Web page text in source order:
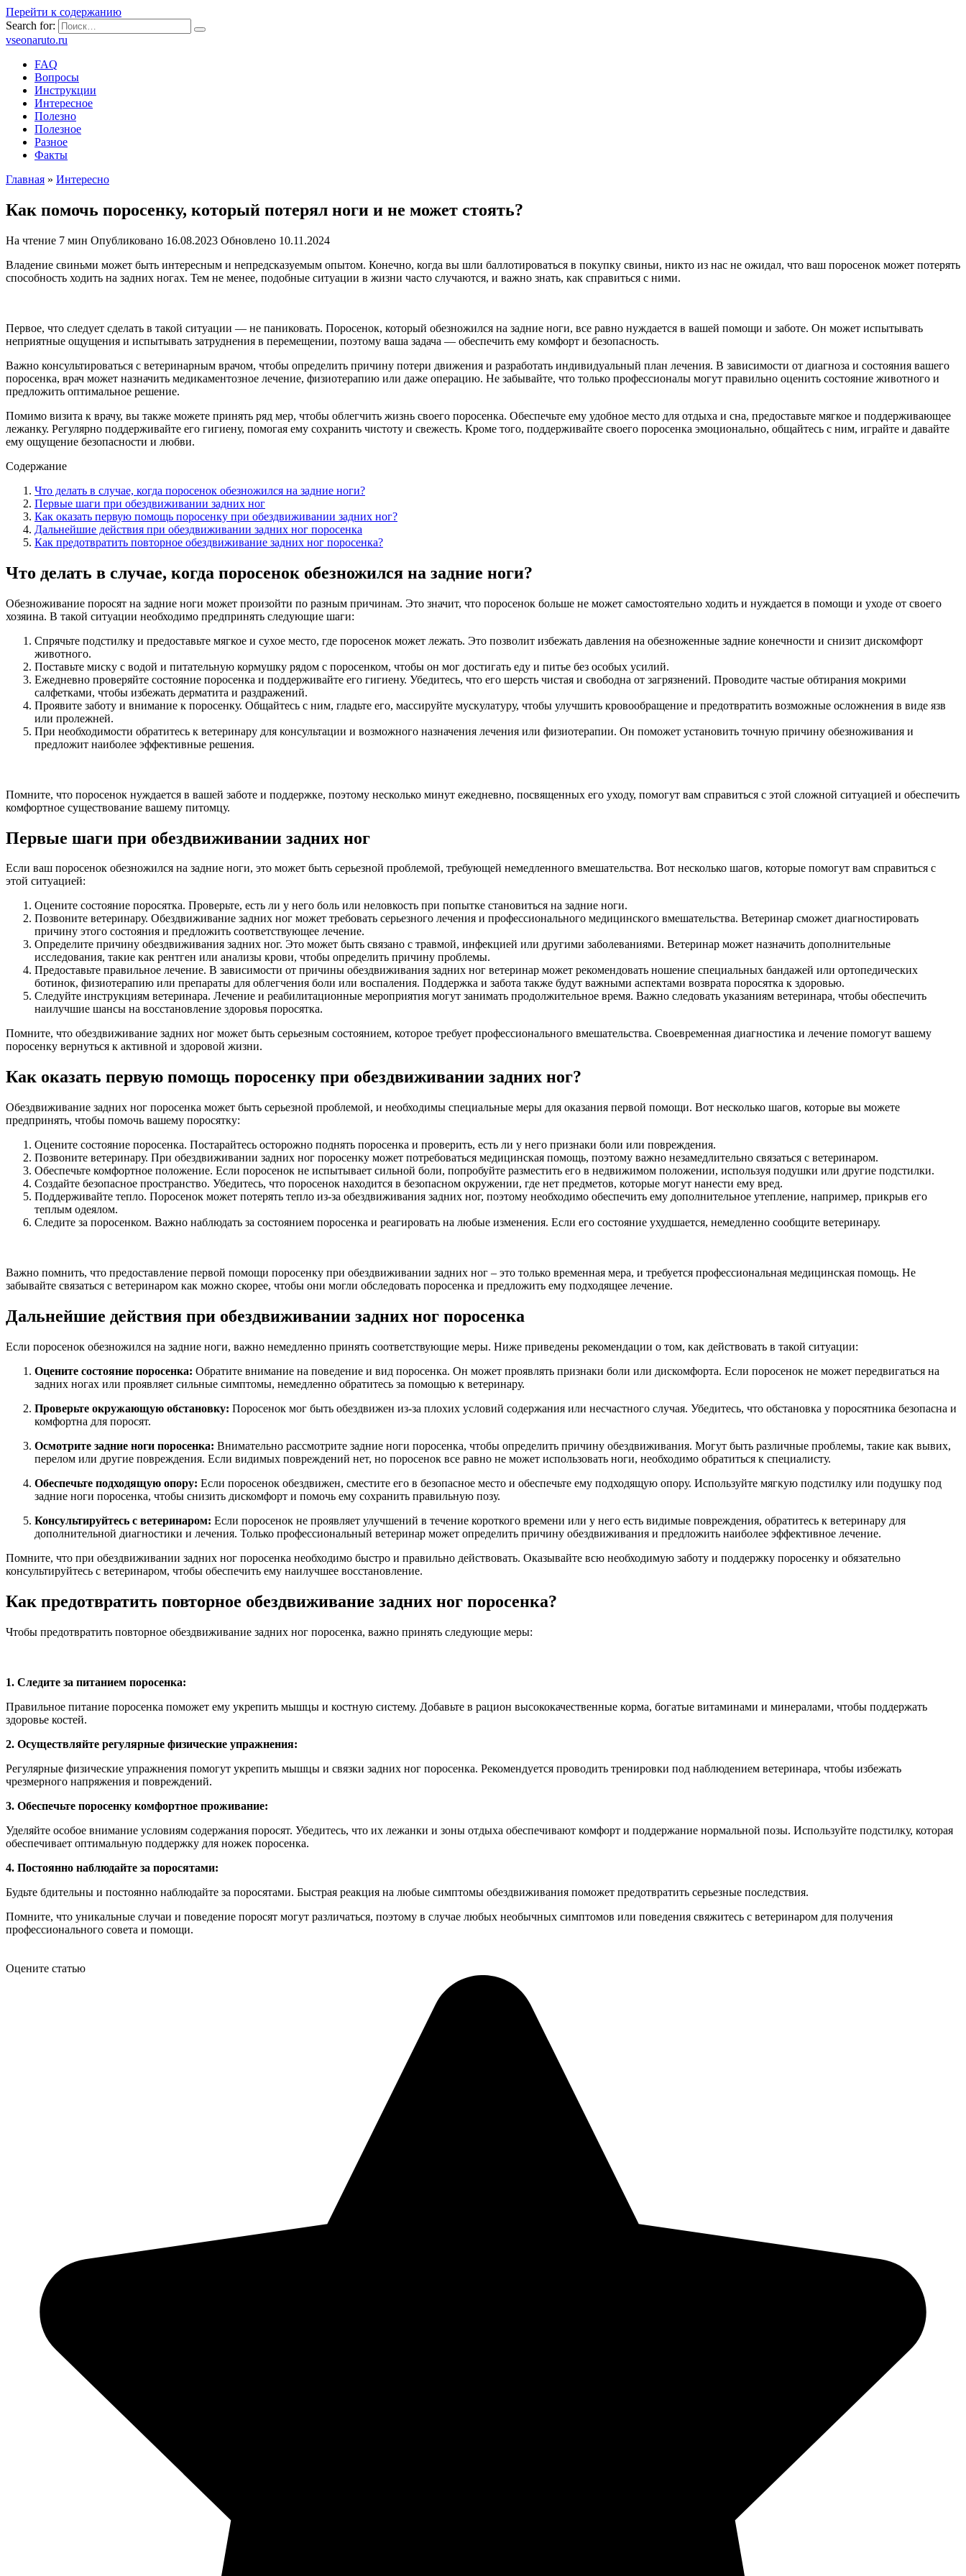
Перейти к содержанию
Search for:
vseonaruto.ru
FAQ
Вопросы
Инструкции
Интересное
Полезно
Полезное
Разное
Факты
Главная » Интересно
Как помочь поросенку, который потерял ноги и не может стоять?
На чтение 7 мин Опубликовано 16.08.2023 Обновлено 10.11.2024
Владение свиньми может быть интересным и непредсказуемым опытом. Конечно, когда вы шли баллотироваться в покупку свиньи, никто из нас не ожидал, что ваш поросенок может потерять
способность ходить на задних ногах. Тем не менее, подобные ситуации в жизни часто случаются, и важно знать, как справиться с ними.
Первое, что следует сделать в такой ситуации — не паниковать. Поросенок, который обезножился на задние ноги, все равно нуждается в вашей помощи и заботе. Он может испытывать
неприятные ощущения и испытывать затруднения в перемещении, поэтому ваша задача — обеспечить ему комфорт и безопасность.
Важно консультироваться с ветеринарным врачом, чтобы определить причину потери движения и разработать индивидуальный план лечения. В зависимости от диагноза и состояния вашего
поросенка, врач может назначить медикаментозное лечение, физиотерапию или даже операцию. Не забывайте, что только профессионалы могут правильно оценить состояние животного и
предложить оптимальное решение.
Помимо визита к врачу, вы также можете принять ряд мер, чтобы облегчить жизнь своего поросенка. Обеспечьте ему удобное место для отдыха и сна, предоставьте мягкое и поддерживающее
лежанку. Регулярно поддерживайте его гигиену, помогая ему сохранить чистоту и свежесть. Кроме того, поддерживайте своего поросенка эмоционально, общайтесь с ним, играйте и давайте
ему ощущение безопасности и любви.
Содержание
Что делать в случае, когда поросенок обезножился на задние ноги?
Первые шаги при обездвиживании задних ног
Как оказать первую помощь поросенку при обездвиживании задних ног?
Дальнейшие действия при обездвиживании задних ног поросенка
Как предотвратить повторное обездвиживание задних ног поросенка?
Что делать в случае, когда поросенок обезножился на задние ноги?
Обезноживание поросят на задние ноги может произойти по разным причинам. Это значит, что поросенок больше не может самостоятельно ходить и нуждается в помощи и уходе от своего
хозяина. В такой ситуации необходимо предпринять следующие шаги:
Спрячьте подстилку и предоставьте мягкое и сухое место, где поросенок может лежать. Это позволит избежать давления на обезноженные задние конечности и снизит дискомфорт
животного.
Поставьте миску с водой и питательную кормушку рядом с поросенком, чтобы он мог достигать еду и питье без особых усилий.
Ежедневно проверяйте состояние поросенка и поддерживайте его гигиену. Убедитесь, что его шерсть чистая и свободна от загрязнений. Проводите частые обтирания мокрими
салфетками, чтобы избежать дерматита и раздражений.
Проявите заботу и внимание к поросенку. Общайтесь с ним, гладьте его, массируйте мускулатуру, чтобы улучшить кровообращение и предотвратить возможные осложнения в виде язв
или пролежней.
При необходимости обратитесь к ветеринару для консультации и возможного назначения лечения или физиотерапии. Он поможет установить точную причину обезноживания и
предложит наиболее эффективные решения.
Помните, что поросенок нуждается в вашей заботе и поддержке, поэтому несколько минут ежедневно, посвященных его уходу, помогут вам справиться с этой сложной ситуацией и обеспечить
комфортное существование вашему питомцу.
Первые шаги при обездвиживании задних ног
Если ваш поросенок обезножился на задние ноги, это может быть серьезной проблемой, требующей немедленного вмешательства. Вот несколько шагов, которые помогут вам справиться с
этой ситуацией:
Оцените состояние поросятка. Проверьте, есть ли у него боль или неловкость при попытке становиться на задние ноги.
Позвоните ветеринару. Обездвиживание задних ног может требовать серьезного лечения и профессионального медицинского вмешательства. Ветеринар сможет диагностировать
причину этого состояния и предложить соответствующее лечение.
Определите причину обездвиживания задних ног. Это может быть связано с травмой, инфекцией или другими заболеваниями. Ветеринар может назначить дополнительные
исследования, такие как рентген или анализы крови, чтобы определить причину проблемы.
Предоставьте правильное лечение. В зависимости от причины обездвиживания задних ног ветеринар может рекомендовать ношение специальных бандажей или ортопедических
ботинок, физиотерапию или препараты для облегчения боли или воспаления. Поддержка и забота также будут важными аспектами возврата поросятка к здоровью.
Следуйте инструкциям ветеринара. Лечение и реабилитационные мероприятия могут занимать продолжительное время. Важно следовать указаниям ветеринара, чтобы обеспечить
наилучшие шансы на восстановление здоровья поросятка.
Помните, что обездвиживание задних ног может быть серьезным состоянием, которое требует профессионального вмешательства. Своевременная диагностика и лечение помогут вашему
поросенку вернуться к активной и здоровой жизни.
Как оказать первую помощь поросенку при обездвиживании задних ног?
Обездвиживание задних ног поросенка может быть серьезной проблемой, и необходимы специальные меры для оказания первой помощи. Вот несколько шагов, которые вы можете
предпринять, чтобы помочь вашему поросятку:
Оцените состояние поросенка. Постарайтесь осторожно поднять поросенка и проверить, есть ли у него признаки боли или повреждения.
Позвоните ветеринару. При обездвиживании задних ног поросенку может потребоваться медицинская помощь, поэтому важно незамедлительно связаться с ветеринаром.
Обеспечьте комфортное положение. Если поросенок не испытывает сильной боли, попробуйте разместить его в недвижимом положении, используя подушки или другие подстилки.
Создайте безопасное пространство. Убедитесь, что поросенок находится в безопасном окружении, где нет предметов, которые могут нанести ему вред.
Поддерживайте тепло. Поросенок может потерять тепло из-за обездвиживания задних ног, поэтому необходимо обеспечить ему дополнительное утепление, например, прикрыв его
теплым одеялом.
Следите за поросенком. Важно наблюдать за состоянием поросенка и реагировать на любые изменения. Если его состояние ухудшается, немедленно сообщите ветеринару.
Важно помнить, что предоставление первой помощи поросенку при обездвиживании задних ног – это только временная мера, и требуется профессиональная медицинская помощь. Не
забывайте связаться с ветеринаром как можно скорее, чтобы они могли обследовать поросенка и предложить ему подходящее лечение.
Дальнейшие действия при обездвиживании задних ног поросенка
Если поросенок обезножился на задние ноги, важно немедленно принять соответствующие меры. Ниже приведены рекомендации о том, как действовать в такой ситуации:
Оцените состояние поросенка: Обратите внимание на поведение и вид поросенка. Он может проявлять признаки боли или дискомфорта. Если поросенок не может передвигаться на
задних ногах или проявляет сильные симптомы, немедленно обратитесь за помощью к ветеринару.
Проверьте окружающую обстановку: Поросенок мог быть обездвижен из-за плохих условий содержания или несчастного случая. Убедитесь, что обстановка у поросятника безопасна и
комфортна для поросят.
Осмотрите задние ноги поросенка: Внимательно рассмотрите задние ноги поросенка, чтобы определить причину обездвиживания. Могут быть различные проблемы, такие как вывих,
перелом или другие повреждения. Если видимых повреждений нет, но поросенок все равно не может использовать ноги, необходимо обратиться к специалисту.
Обеспечьте подходящую опору: Если поросенок обездвижен, сместите его в безопасное место и обеспечьте ему подходящую опору. Используйте мягкую подстилку или подушку под
задние ноги поросенка, чтобы снизить дискомфорт и помочь ему сохранить правильную позу.
Консультируйтесь с ветеринаром: Если поросенок не проявляет улучшений в течение короткого времени или у него есть видимые повреждения, обратитесь к ветеринару для
дополнительной диагностики и лечения. Только профессиональный ветеринар может определить причину обездвиживания и предложить наиболее эффективное лечение.
Помните, что при обездвиживании задних ног поросенка необходимо быстро и правильно действовать. Оказывайте всю необходимую заботу и поддержку поросенку и обязательно
консультируйтесь с ветеринаром, чтобы обеспечить ему наилучшее восстановление.
Как предотвратить повторное обездвиживание задних ног поросенка?
Чтобы предотвратить повторное обездвиживание задних ног поросенка, важно принять следующие меры:
1. Следите за питанием поросенка:
Правильное питание поросенка поможет ему укрепить мышцы и костную систему. Добавьте в рацион высококачественные корма, богатые витаминами и минералами, чтобы поддержать
здоровье костей.
2. Осуществляйте регулярные физические упражнения:
Регулярные физические упражнения помогут укрепить мышцы и связки задних ног поросенка. Рекомендуется проводить тренировки под наблюдением ветеринара, чтобы избежать
чрезмерного напряжения и повреждений.
3. Обеспечьте поросенку комфортное проживание:
Уделяйте особое внимание условиям содержания поросят. Убедитесь, что их лежанки и зоны отдыха обеспечивают комфорт и поддержание нормальной позы. Используйте подстилку, которая
обеспечивает оптимальную поддержку для ножек поросенка.
4. Постоянно наблюдайте за поросятами:
Будьте бдительны и постоянно наблюдайте за поросятами. Быстрая реакция на любые симптомы обездвиживания поможет предотвратить серьезные последствия.
Помните, что уникальные случаи и поведение поросят могут различаться, поэтому в случае любых необычных симптомов или поведения свяжитесь с ветеринаром для получения
профессионального совета и помощи.
Оцените статью